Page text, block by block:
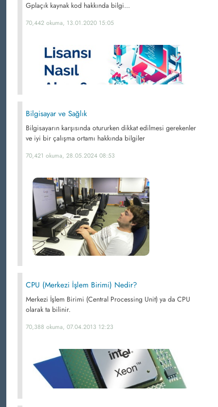
Gplaçık kaynak kod hakkında bilgi...
70,442 okuma, 13.01.2020 15:05
Bilgisayar ve Sağlık
Bilgisayarın karşısında otururken dikkat edilmesi gerekenler
ve iyi bir çalışma ortamı hakkında bilgiler
70,421 okuma, 28.05.2024 08:53
CPU (Merkezi İşlem Birimi) Nedir?
Merkezi İşlem Birimi (Central Processing Unit) ya da CPU
olarak ta bilinir.
70,388 okuma, 07.04.2013 12:23